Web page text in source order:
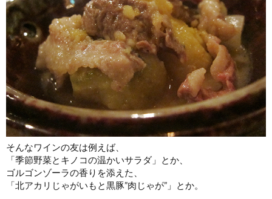
そんなワインの友は例えば、
「季節野菜とキノコの温かいサラダ」とか、
ゴルゴンゾーラの香りを添えた、
「北アカリじゃがいもと黒豚”肉じゃが”」とか。